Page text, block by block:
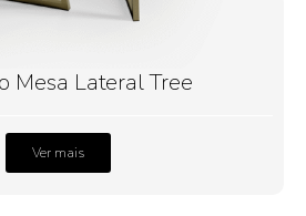
Mesa Lateral Tree
Ver mais